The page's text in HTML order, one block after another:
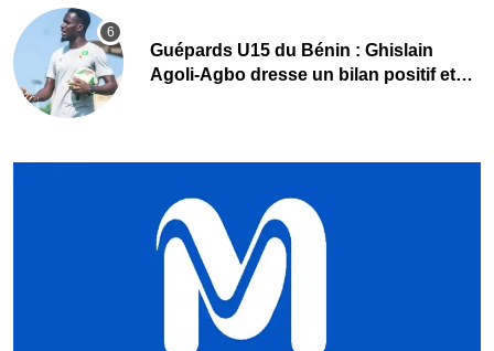
Guépards U15 du Bénin : Ghislain
Agoli-Agbo dresse un bilan positif et